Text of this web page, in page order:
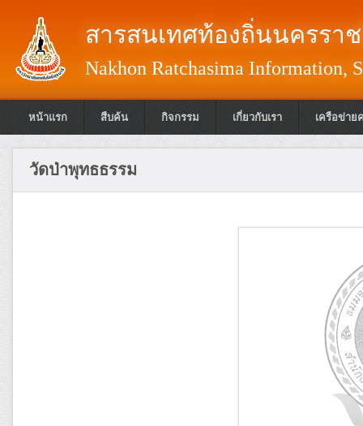
สารสนเทศท้องถิ่นนครรา
Nakhon Ratchasima Information,
หน้าแรก สืบค้น กิจกรรม เกี่ยวกับเรา เครือข่าย
วัดป่าพุทธธรรม